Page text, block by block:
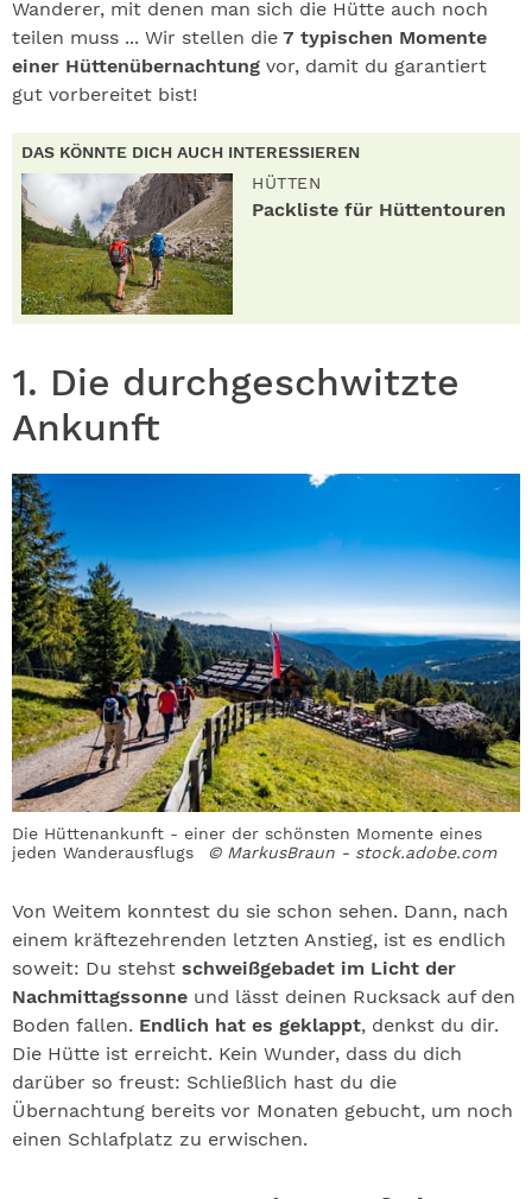
Wanderer, mit denen man sich die Hütte auch noch
teilen muss ... Wir stellen die 7 typischen Momente
einer Hüttenübernachtung vor, damit du garantiert
gut vorbereitet bist!
DAS KÖNNTE DICH AUCH INTERESSIEREN
HÜTTEN
Packliste für Hüttentouren
1. Die durchgeschwitzte
Ankunft
Die Hüttenankunft - einer der schönsten Momente eines
jeden Wanderausflugs
© MarkusBraun - stock.adobe.com
Von Weitem konntest du sie schon sehen. Dann, nach
einem kräftezehrenden letzten Anstieg, ist es endlich
soweit: Du stehst schweißgebadet im Licht der
Nachmittagssonne und lässt deinen Rucksack auf den
Boden fallen. Endlich hat es geklappt, denkst du dir.
Die Hütte ist erreicht. Kein Wunder, dass du dich
darüber so freust: Schließlich hast du die
Übernachtung bereits vor Monaten gebucht, um noch
einen Schlafplatz zu erwischen.